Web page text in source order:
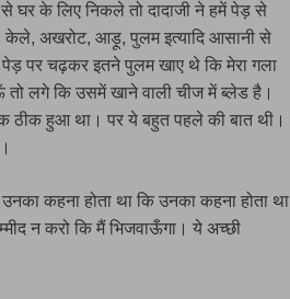
घर के लिए निकले तो दादाजी ने हमें पेड़ से
केले, अखरोट, आड़ू, पुलम इत्यादि आसानी से
पर चढ़कर इतने पुलम खाए थे कि मेरा गला
लगे कि उसमें खाने वाली चीज में ब्लेड है।
ठीक हुआ था। पर ये बहुत पहले की बात थी।
कहना होता था कि उनका कहना होता था
न करो कि मैं भिजवाऊँगा। ये अच्छी